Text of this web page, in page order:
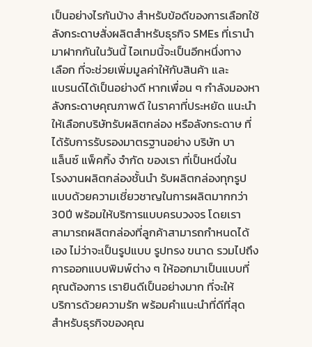
เป็นอย่างไรกันบ้าง สำหรับข้อดีของการเลือกใช้
ลังกระดาษสั่งผลิตสำหรับธุรกิจ SMEs ที่เรานำ
มาฝากกันในวันนี้ ไอเทมนี้จะเป็นอีกหนึ่งทาง
เลือก ที่จะช่วยเพิ่มมูลค่าให้กับสินค้า และ
แบรนด์ได้เป็นอย่างดี หากเพื่อน ๆ กำลังมองหา
ลังกระดาษคุณภาพดี ในราคาที่ประหยัด แนะนำ
ให้เลือกบริษัทรับผลิตกล่อง หรือลังกระดาษ ที่
ได้รับการรับรองมาตรฐานอย่าง บริษัท บา
แล็นซ์ แพ็คกิ้ง จำกัด ของเรา ที่เป็นหนึ่งใน
โรงงานผลิตกล่องชั้นนำ รับผลิตกล่องทุกรูป
แบบด้วยความเชี่ยวชาญในการผลิตมากกว่า
30ปี พร้อมให้บริการแบบครบวงจร โดยเรา
สามารถผลิตกล่องที่ลูกค้าสามารถกำหนดได้
เอง ไม่ว่าจะเป็นรูปแบบ รูปทรง ขนาด รวมไปถึง
การออกแบบพิมพ์ต่าง ๆ ให้ออกมาเป็นแบบที่
คุณต้องการ เรายินดีเป็นอย่างมาก ที่จะให้
บริการด้วยความรัก พร้อมคำแนะนำที่ดีที่สุด
สำหรับธุรกิจของคุณ